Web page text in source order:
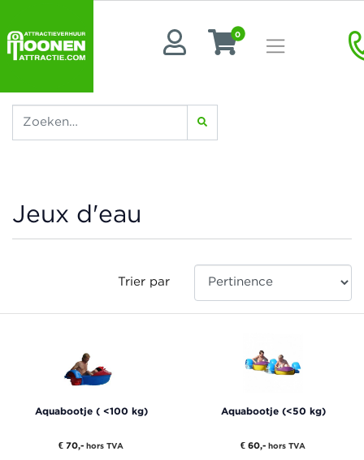
0
Jeux d'eau
Trier par
Aquabootje ( <100 kg)
€ 70,- hors TVA
Aquabootje (<50 kg)
€ 60,- hors TVA